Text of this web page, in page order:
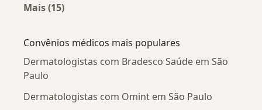
Mais (15)
Convênios médicos mais populares
Dermatologistas com Bradesco Saúde em São
Paulo
Dermatologistas com Omint em São Paulo